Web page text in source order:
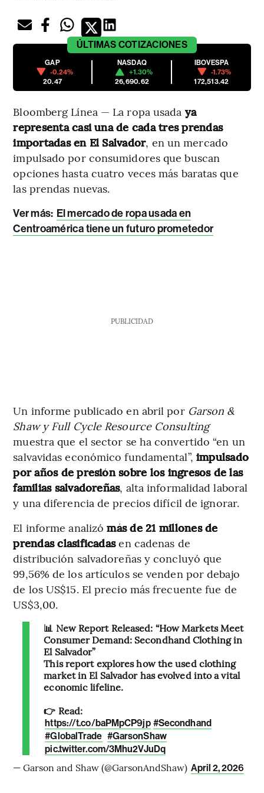
ÚLTIMAS COTIZACIONES
GAP
-0.24%
20.47
NASDAQ
+1.30%
26,690.62
IBOVESPA
-1.73%
172,513.42
Bloomberg Línea — La ropa usada ya
representa casi una de cada tres prendas
importadas en El Salvador, en un mercado
impulsado por consumidores que buscan
opciones hasta cuatro veces más baratas que
las prendas nuevas.
Ver más: El mercado de ropa usada en
Centroamérica tiene un futuro prometedor
PUBLICIDAD
Un informe publicado en abril por Garson &
Shaw y Full Cycle Resource Consulting
muestra que el sector se ha convertido “en un
salvavidas económico fundamental”, impulsado
por años de presión sobre los ingresos de las
familias salvadoreñas, alta informalidad laboral
y una diferencia de precios difícil de ignorar.
El informe analizó más de 21 millones de
prendas clasificadasen cadenas de
distribución salvadoreñas y concluyó que
99,56% de los artículos se venden por debajo
de los US$15. El precio más frecuente fue de
US$3,00.
📊 New Report Released: “How Markets Meet
Consumer Demand: Secondhand Clothing in
El Salvador”
This report explores how the used clothing
market in El Salvador has evolved into a vital
economic lifeline.
👉 Read:
https://t.co/baPMpCP9jp #Secondhand
#GlobalTrade #GarsonShaw
pic.twitter.com/3Mhu2VJuDq
— Garson and Shaw (@GarsonAndShaw) April 2, 2026